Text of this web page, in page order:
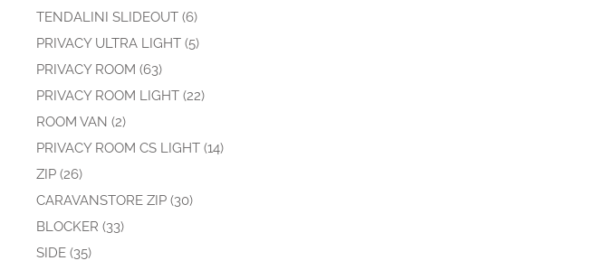
TENDALINI SLIDEOUT (6)
PRIVACY ULTRA LIGHT (5)
PRIVACY ROOM (63)
PRIVACY ROOM LIGHT (22)
ROOM VAN (2)
PRIVACY ROOM CS LIGHT (14)
ZIP (26)
CARAVANSTORE ZIP (30)
BLOCKER (33)
SIDE (35)